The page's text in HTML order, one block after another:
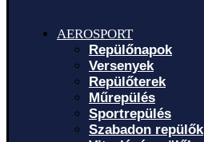
AEROSPORT
Repülőnapok
Versenyek
Repülőterek
Műrepülés
Sportrepülés
Szabadon repülők